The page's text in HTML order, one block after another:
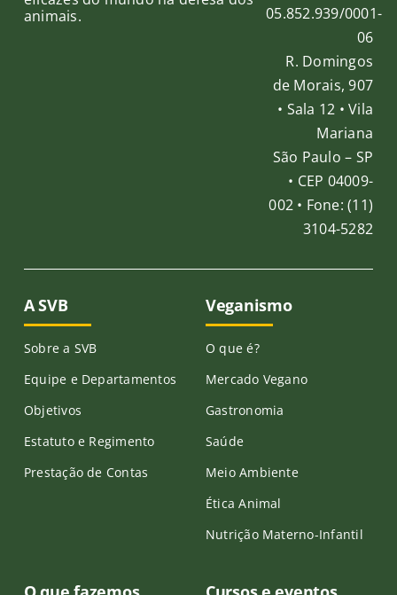
animais.
05.852.939/0001-
06
R. Domingos
de Morais, 907
• Sala 12 • Vila
Mariana
São Paulo – SP
• CEP 04009-
002 • Fone: (11)
3104-5282
A SVB
Sobre a SVB
Equipe e Departamentos
Objetivos
Estatuto e Regimento
Prestação de Contas
Veganismo
O que é?
Mercado Vegano
Gastronomia
Saúde
Meio Ambiente
Ética Animal
Nutrição Materno-Infantil